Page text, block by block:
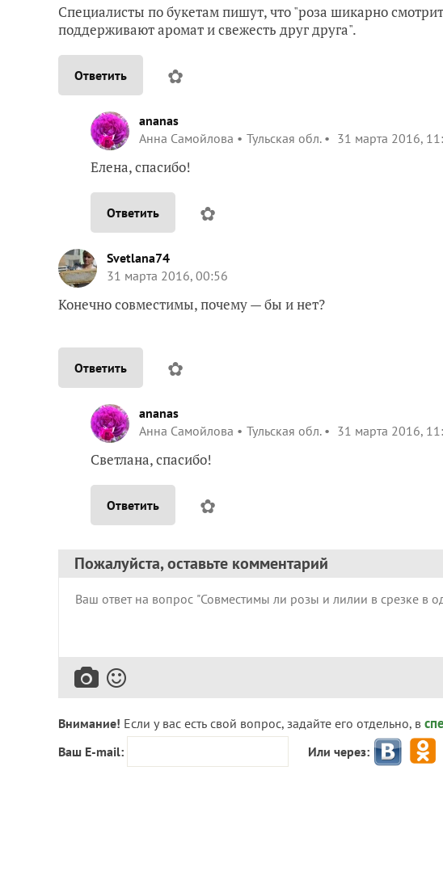
Специалисты по букетам пишут, что "роза шикарно
поддерживают аромат и свежесть друг друга".
Ответить ✿
ananas
Анна Самойлова
Тульская обл. 31 марта 2016,
Елена, спасибо!
Ответить ✿
Svetlana74
31 марта 2016, 00:56
Конечно совместимы, почему — бы и нет?
Ответить ✿
ananas
Анна Самойлова
Тульская обл. 31 марта 2016,
Светлана, спасибо!
Ответить ✿
Пожалуйста, оставьте комментарий
Внимание! Если у вас есть свой вопрос, задайте его отдельно, в
Ваш E-mail: Или через: